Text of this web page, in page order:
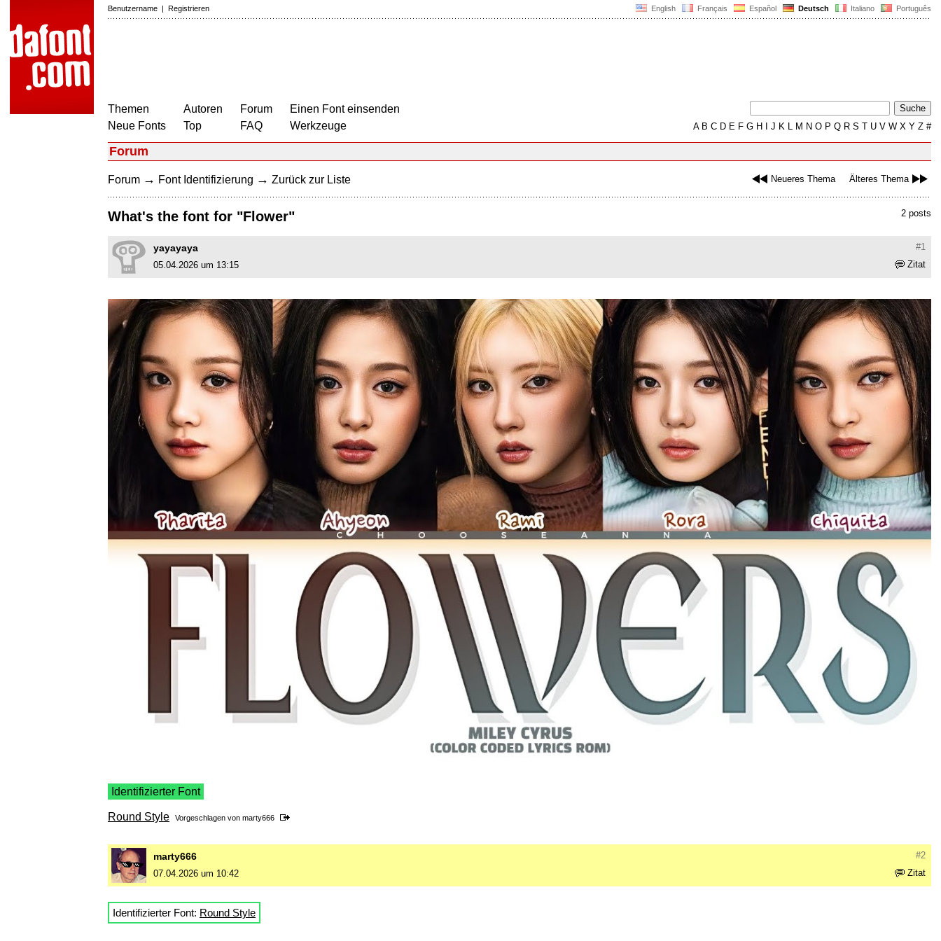
English Français Español Deutsch Italiano Português
Benutzername | Registrieren
Themen
Neue Fonts
Autoren
Top
Forum
FAQ
Einen Font einsenden
Werkzeuge
AB C D E F G H J K L M N O P Q R S T U V W X Y Z #
Forum
Neueres Thema Älteres Thema
Forum → Font Identifizierung → Zurück zur Liste
2 posts
What's the font for "Flower"
#1
yayayaya
Zitat
05.04.2026 um 13:15
Identifizierter Font
Round Style Vorgeschlagen von marty666
#2
marty666
Zitat
07.04.2026 um 10:42
Identifizierter Font: Round Style